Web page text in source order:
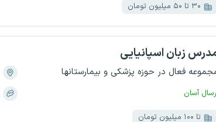
۳۰ تا ۵۰ میلیون تومان
زبان اسپانیایی
فعال در حوزه پزشکی و بیمارستانها
آسان
تا ۱۰۰ میلیون تومان